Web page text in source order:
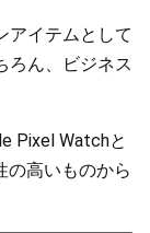
アイテムとして
ろん、ビジネス
Pixel Watchと
の高いものから